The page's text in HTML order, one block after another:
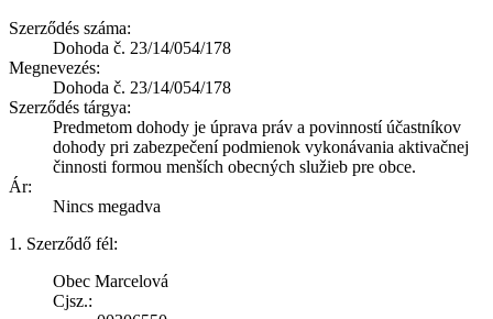
Szerződés száma:
Dohoda č. 23/14/054/178
Megnevezés:
Dohoda č. 23/14/054/178
Szerződés tárgya:
Predmetom dohody je úprava práv a povinností účastníkov
dohody pri zabezpečení podmienok vykonávania aktivačnej
činnosti formou menších obecných služieb pre obce.
Ár:
Nincs megadva
1. Szerződő fél:
Obec Marcelová
Cjsz.: